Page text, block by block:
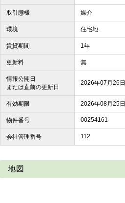
取引態様 媒介
環境 住宅地
賃貸期間 1年
更新料 無
情報公開日
または直前の更新日
2026年07月26日
有効期限 2026年08月25日
物件番号 00254161
会社管理番号 112
地図